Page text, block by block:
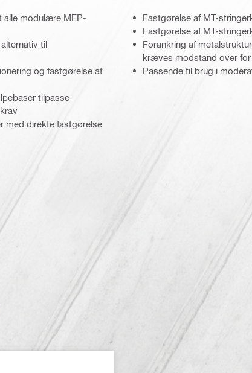
alle modulære MEP-
til
og fastgørelse af
tilpasse
med direkte fastgørelse
Fastgørelse af MT-
Fastgørelse af MT-
Forankring af
kræves modstand over
Passende til brug i